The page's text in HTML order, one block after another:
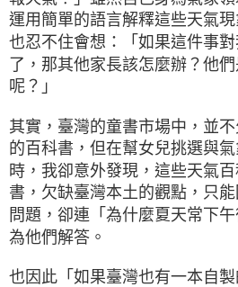
運用簡單的語言解釋這些天氣
也忍不住會想：「如果這件事
了，那其他家長該怎麼辦？他
呢？」
其實，臺灣的童書市場中，並
的百科書，但在幫女兒挑選與
時，我卻意外發現，這些天氣
書，欠缺臺灣本土的觀點，只
問題，卻連「為什麼夏天常下
為他們解答。
也因此「如果臺灣也有一本自